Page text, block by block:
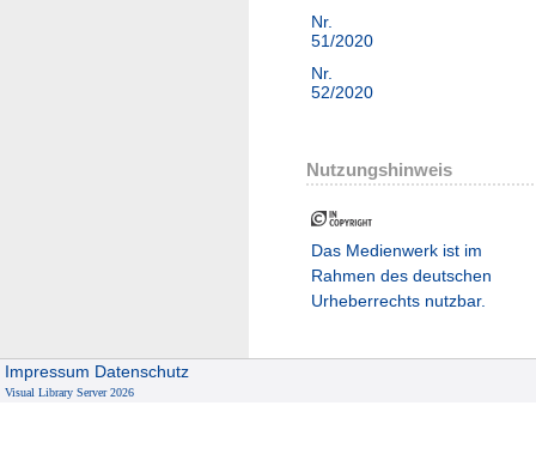
Nr.
51/2020
Nr.
52/2020
Nutzungshinweis
Das Medienwerk ist im
Rahmen des deutschen
Urheberrechts nutzbar.
Impressum Datenschutz
Visual Library Server 2026